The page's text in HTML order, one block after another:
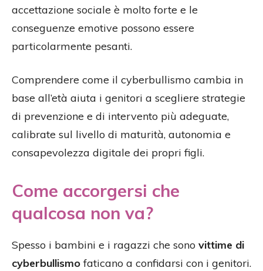
accettazione sociale è molto forte e le
conseguenze emotive possono essere
particolarmente pesanti.
Comprendere come il cyberbullismo cambia in
base all’età aiuta i genitori a scegliere strategie
di prevenzione e di intervento più adeguate,
calibrate sul livello di maturità, autonomia e
consapevolezza digitale dei propri figli.
Come accorgersi che
qualcosa non va?
Spesso i bambini e i ragazzi che sono vittime di
cyberbullismo faticano a confidarsi con i genitori.